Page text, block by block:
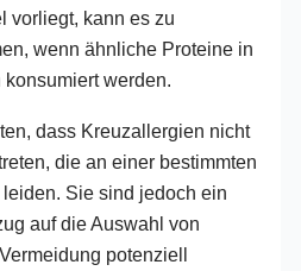
vorliegt, kann es zu
wenn ähnliche Proteine in
werden.
dass Kreuzallergien nicht
die an einer bestimmten
Sie sind jedoch ein
auf die Auswahl von
potenziell